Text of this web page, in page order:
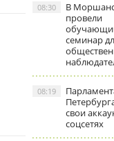
В
провели
семинар
08:30
свои
соцсетях
08:19